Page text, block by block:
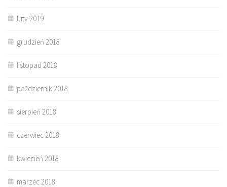
luty 2019
grudzień 2018
listopad 2018
październik 2018
sierpień 2018
czerwiec 2018
kwiecień 2018
marzec 2018